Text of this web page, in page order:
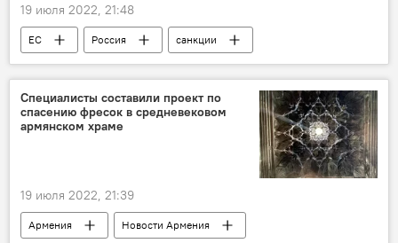
19 июля 2022, 21:48
ЕС Россия санкции
Специалисты составили проект по
спасению фресок в средневековом
армянском храме
19 июля 2022, 21:39
Армения
Новости Армения